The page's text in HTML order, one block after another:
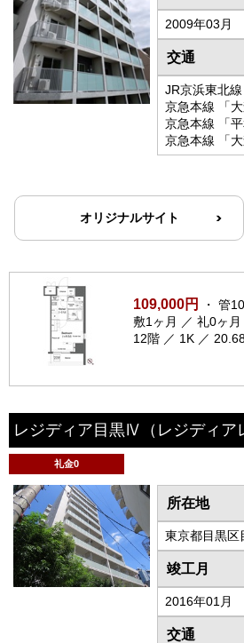
2009年03月
交通
JR京浜東北
京急本線 「
京急本線 「
京急本線 「
オリジナルサイト
109,000円
・ 管
敷1ヶ月 ／ 礼0ヶ月
12階 ／ 1K ／
レジディア目黒Ⅳ （レジディア
礼金0
所在地
東京都目黒区
竣工月
2016年01月
交通